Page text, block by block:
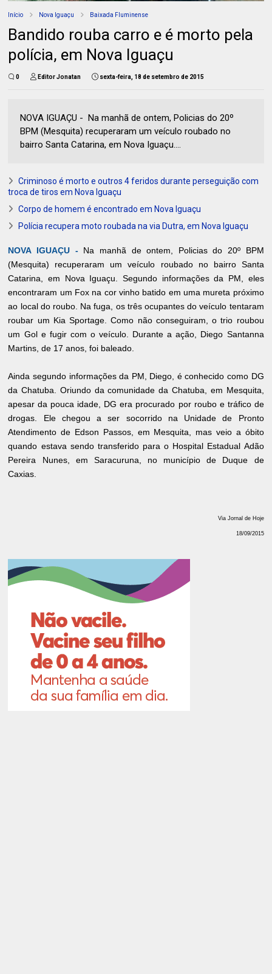
Início Nova Iguaçu Baixada Fluminense
Bandido rouba carro e é morto pela
polícia, em Nova Iguaçu
0 Editor Jonatan sexta-feira, 18 de setembro de 2015
NOVA IGUAÇU - Na manhã de ontem, Policias do 20º
BPM (Mesquita) recuperaram um veículo roubado no
bairro Santa Catarina, em Nova Iguaçu....
Criminoso é morto e outros 4 feridos durante perseguição com
troca de tiros em Nova Iguaçu
Corpo de homem é encontrado em Nova Iguaçu
Polícia recupera moto roubada na via Dutra, em Nova Iguaçu
NOVA IGUAÇU - Na manhã de ontem, Policias do 20º BPM
(Mesquita) recuperaram um veículo roubado no bairro Santa
Catarina, em Nova Iguaçu. Segundo informações da PM, eles
encontraram um Fox na cor vinho batido em uma mureta próximo
ao local do roubo. Na fuga, os três ocupantes do veículo tentaram
roubar um Kia Sportage. Como não conseguiram, o trio roubou
um Gol e fugir com o veículo. Durante a ação, Diego Santanna
Martins, de 17 anos, foi baleado.
Ainda segundo informações da PM, Diego, é conhecido como DG
da Chatuba. Oriundo da comunidade da Chatuba, em Mesquita,
apesar da pouca idade, DG era procurado por roubo e tráfico de
drogas. Ele chegou a ser socorrido na Unidade de Pronto
Atendimento de Edson Passos, em Mesquita, mas veio a óbito
quando estava sendo transferido para o Hospital Estadual Adão
Pereira Nunes, em Saracuruna, no município de Duque de
Caxias.
Via Jornal de Hoje
18/09/2015